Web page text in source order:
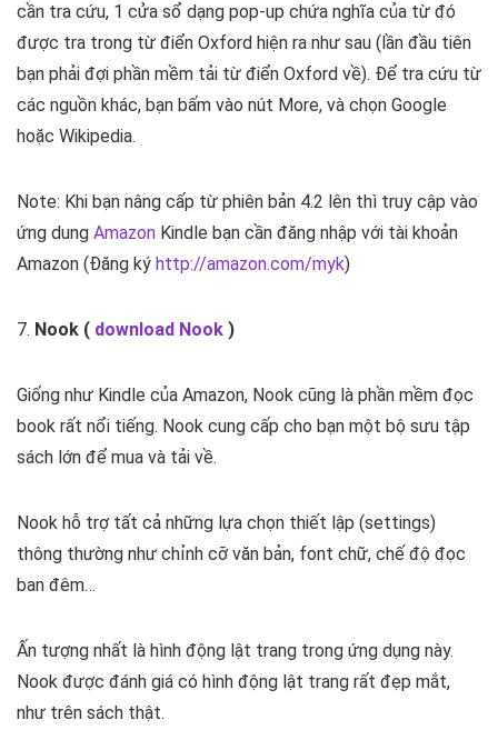
cần tra cứu, 1 cửa sổ dạng pop-up chứa nghĩa của từ đó
được tra trong từ điển Oxford hiện ra như sau (lần đầu tiên
bạn phải đợi phần mềm tải từ điển Oxford về). Để tra cứu từ
các nguồn khác, bạn bấm vào nút More, và chọn Google
hoặc Wikipedia.
Note: Khi bạn nâng cấp từ phiên bản 4.2 lên thì truy cập vào
ứng dung Amazon Kindle bạn cần đăng nhập với tài khoản
Amazon (Đăng ký http://amazon.com/myk)
7. Nook ( download Nook )
Giống như Kindle của Amazon, Nook cũng là phần mềm đọc
book rất nổi tiếng. Nook cung cấp cho bạn một bộ sưu tập
sách lớn để mua và tải về.
Nook hỗ trợ tất cả những lựa chọn thiết lập (settings)
thông thường như chỉnh cỡ văn bản, font chữ, chế độ đọc
ban đêm…
Ấn tượng nhất là hình động lật trang trong ứng dụng này.
Nook được đánh giá có hình động lật trang rất đẹp mắt,
như trên sách thật.